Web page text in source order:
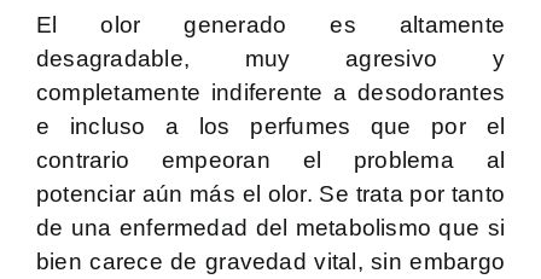
El olor generado es altamente
desagradable, muy agresivo y
completamente indiferente a desodorantes
e incluso a los perfumes que por el
contrario empeoran el problema al
potenciar aún más el olor. Se trata por tanto
de una enfermedad del metabolismo que si
bien carece de gravedad vital, sin embargo